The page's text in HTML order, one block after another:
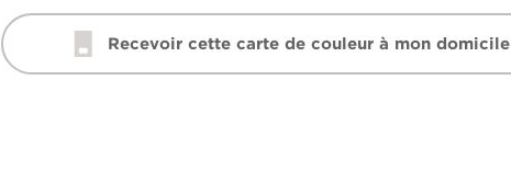
Recevoir cette carte de couleur à mon domicile